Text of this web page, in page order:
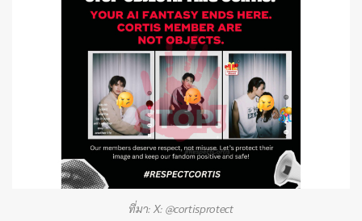
ที่มา: X: @cortisprotect